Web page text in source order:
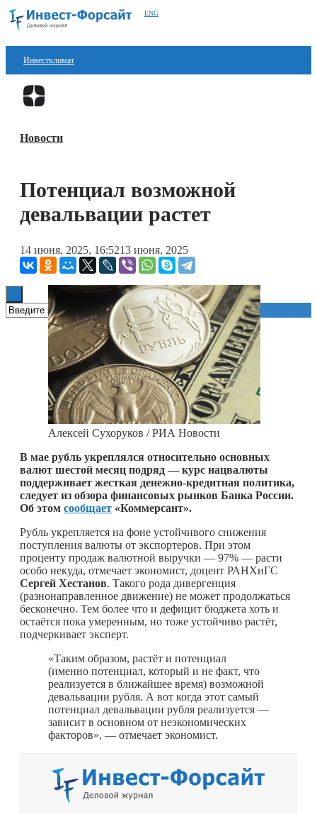
ENG
Инвестклимат
Финансы
Блокчейн
Книги
Новости
Потенциал возможной
девальвации растет
14 июня, 2025, 16:5213 июня, 2025
Алексей Сухоруков / РИА Новости
В мае рубль укреплялся относительно основных
валют шестой месяц подряд — курс нацвалюты
поддерживает жесткая денежно-кредитная политика,
следует из обзора финансовых рынков Банка России.
Об этом сообщает «Коммерсант».
Рубль укрепляется на фоне устойчивого снижения
поступления валюты от экспортеров. При этом
проценту продаж валютной выручки — 97% — расти
особо некуда, отмечает экономист, доцент РАНХиГС
Сергей Хестанов. Такого рода дивергенция
(разнонаправленное движение) не может продолжаться
бесконечно. Тем более что и дефицит бюджета хоть и
остаётся пока умеренным, но тоже устойчиво растёт,
подчеркивает эксперт.
«Таким образом, растёт и потенциал
(именно потенциал, который и не факт, что
реализуется в ближайшее время) возможной
девальвации рубля. А вот когда этот самый
потенциал девальвации рубля реализуется —
зависит в основном от неэкономических
факторов», — отмечает экономист.